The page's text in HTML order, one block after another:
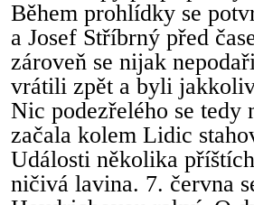
Během prohlídky se
a Josef Stříbrný před
zároveň se nijak
vrátili zpět a byli
Nic podezřelého se tedy
začala kolem Lidic
Události několika
ničivá lavina. 7. června